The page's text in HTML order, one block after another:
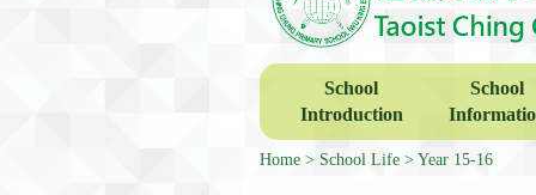
School
Introduction
School
Home School Life Year 15-16